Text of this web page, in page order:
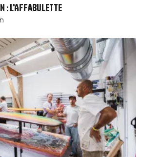
Atelier de création : l'Affabulette